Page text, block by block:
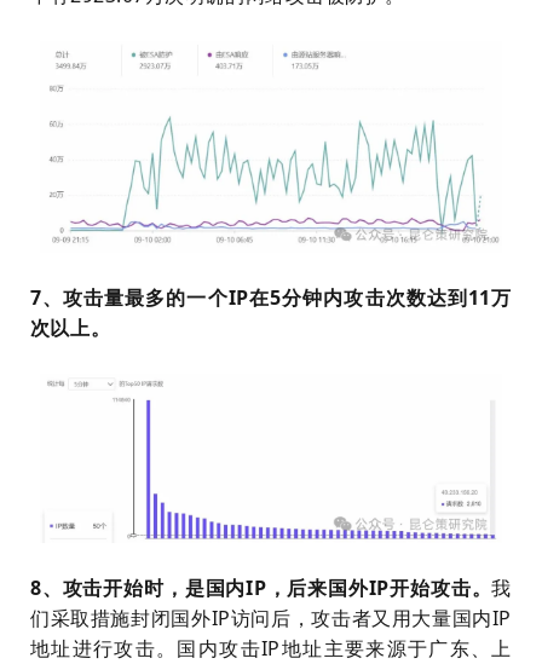
7、攻击量最多的一个IP在5分钟内攻击次数达到11万
次以上。
8、攻击开始时，是国内IP，后来国外IP开始攻击。我
们采取措施封闭国外IP访问后，攻击者又用大量国内IP
地址进行攻击。国内攻击IP地址主要来源于广东、上